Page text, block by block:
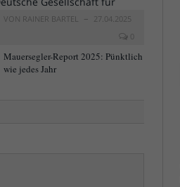
VON RAINER BARTEL
27.04.2025
0
Mauersegler-Report 2025: Pünktlich
wie jedes Jahr